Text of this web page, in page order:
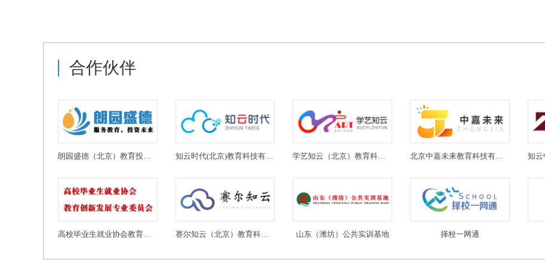
合作伙伴
朗园盛德（北京）教育投资有限公司 知云时代(北京)教育科技有限公司 学艺知云（北京）教育科技有限公司 北京中嘉未来教育科技有限公司
赛尔知云（北京）教育科技有限公司 山东（潍坊）公共实训基地 择校一网通